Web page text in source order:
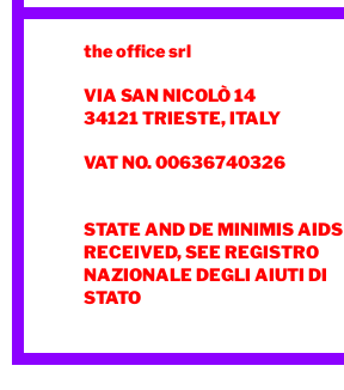
the office srl
VIA SAN NICOLÒ 14
34121 TRIESTE, ITALY
VAT NO. 00636740326
STATE AND DE MINIMIS AIDS
RECEIVED, SEE REGISTRO
NAZIONALE DEGLI AIUTI DI
STATO